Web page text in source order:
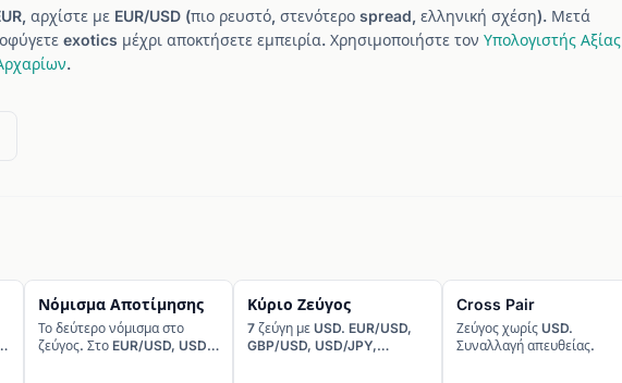
αρχίστε με EUR/USD (πιο ρευστό, στενότερο spread, ελληνική σχέση). Μετά
exotics μέχρι αποκτήσετε εμπειρία. Χρησιμοποιήστε τον Υπολογιστής Αξίας
.
Νόμισμα Αποτίμησης
Το δεύτερο νόμισμα στο
ζεύγος. Στο EUR/USD, USD
Κύριο Ζεύγος
7 ζεύγη με USD. EUR/USD,
GBP/USD, USD/JPY,
Cross Pair
Ζεύγος χωρίς USD.
Συναλλαγή απευθείας.